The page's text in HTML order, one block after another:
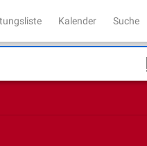
Kalender Suche